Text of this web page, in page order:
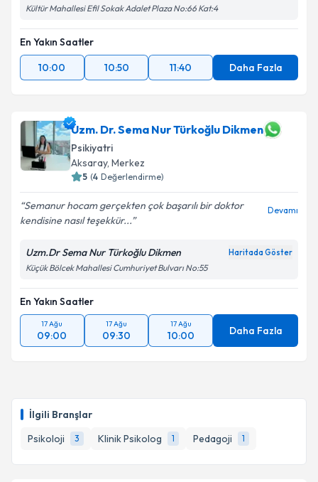
İlgili Branşlar
Psikoloji
3 Klinik Psikolog 1 Pedagoji 1
Kültür Mahallesi Efil Sokak Adalet Plaza No:66 Kat:4
En Yakın Saatler
10:00
10:50 11:40 Daha Fazla
Uzm. Dr. Sema Nur Türkoğlu Dikmen
Psikiyatri
Aksaray, Merkez
5 (4 Değerlendirme)
Semanur hocam gerçekten çok başarılı bir doktor
kendisine nasıl teşekkür...
Devamı
Uzm.Dr Sema Nur Türkoğlu Dikmen Haritada Göster
Küçük Bölcek Mahallesi Cumhuriyet Bulvarı No:55
En Yakın Saatler
17 Ağu
09:00
17 Ağu
09:30
17 Ağu
10:00 Daha Fazla